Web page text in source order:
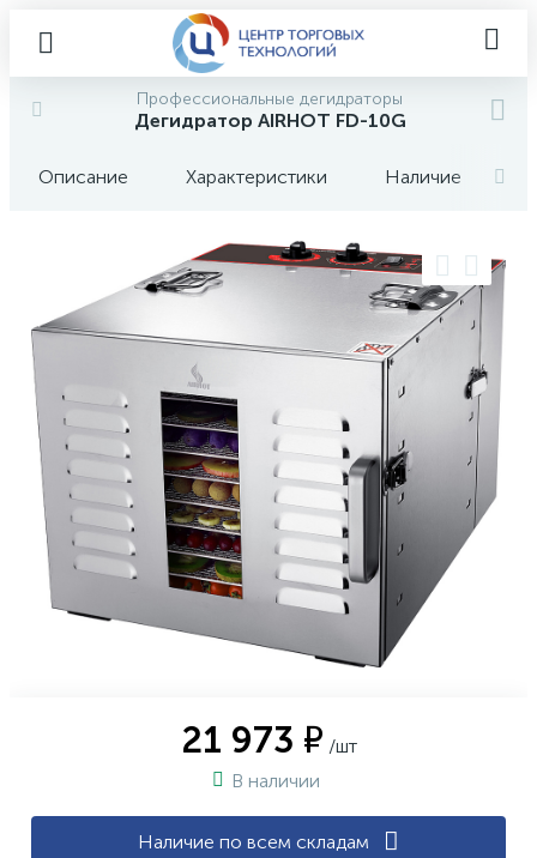
Профессиональные дегидраторы
Дегидратор AIRHOT FD-10G
Описание Характеристики Наличие
21 973 ₽ /шт
В наличии
Наличие по всем складам